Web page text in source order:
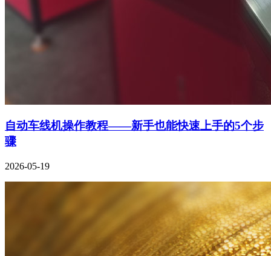
自动车线机操作教程——新手也能快速上手的5个步
骤
2026-05-19